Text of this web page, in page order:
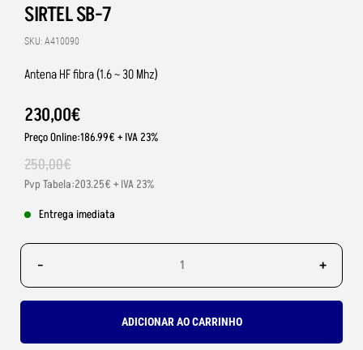
SIRTEL SB-7
SKU: A410090
Antena HF fibra (1.6 ~ 30 Mhz)
230,00€
Preço Online:186.99€ + IVA 23%
250,00€
Pvp Tabela:203.25€ + IVA 23%
Entrega imediata
- +
ADICIONAR AO CARRINHO